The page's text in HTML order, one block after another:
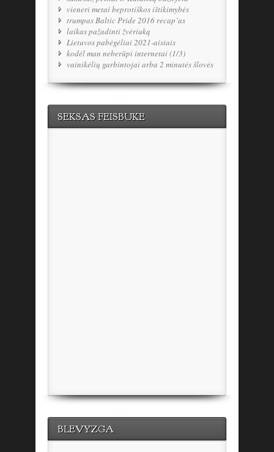
vieneri metai beprotiškos ištikimybės
trumpas Baltic Pride 2016 recap’as
laikas pažadinti žvėriuką
Lietuvos pabėgėliai 2021-aisiais
kodėl man neberūpi internetai (1/3)
vainikėlių garbintojai arba 2 minutės šlovės
SEKSAS FEISBUKE
BLEVYZGA